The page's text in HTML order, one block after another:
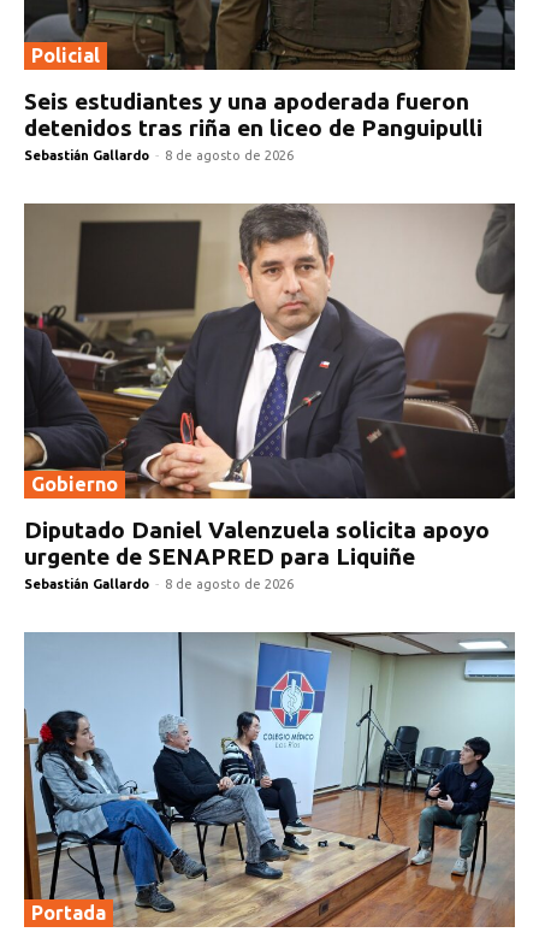
Policial
Seis estudiantes y una apoderada fueron
detenidos tras riña en liceo de Panguipulli
Sebastián Gallardo - 8 de agosto de 2026
Gobierno
Diputado Daniel Valenzuela solicita apoyo
urgente de SENAPRED para Liquiñe
Sebastián Gallardo - 8 de agosto de 2026
Portada